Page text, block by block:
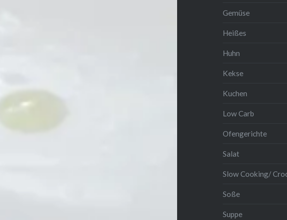
Gemüse
Heißes
Huhn
Kekse
Kuchen
Low Carb
Ofengerichte
Salat
Slow Cooking/
Soße
Suppe